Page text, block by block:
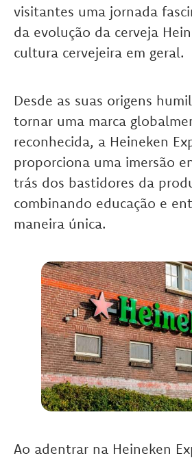
visitantes uma jornada
da evolução da cerveja
cultura cervejeira em geral.
Desde as suas origens
tornar uma marca
reconhecida, a Heineken
proporciona uma imersão
trás dos bastidores da
combinando educação e
maneira única.
Ao adentrar na Heineken